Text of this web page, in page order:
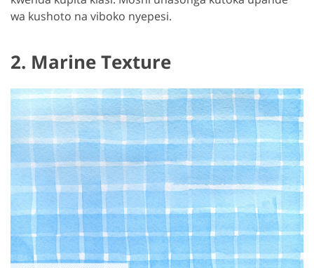
wa kushoto na viboko nyepesi.
2. Marine Texture